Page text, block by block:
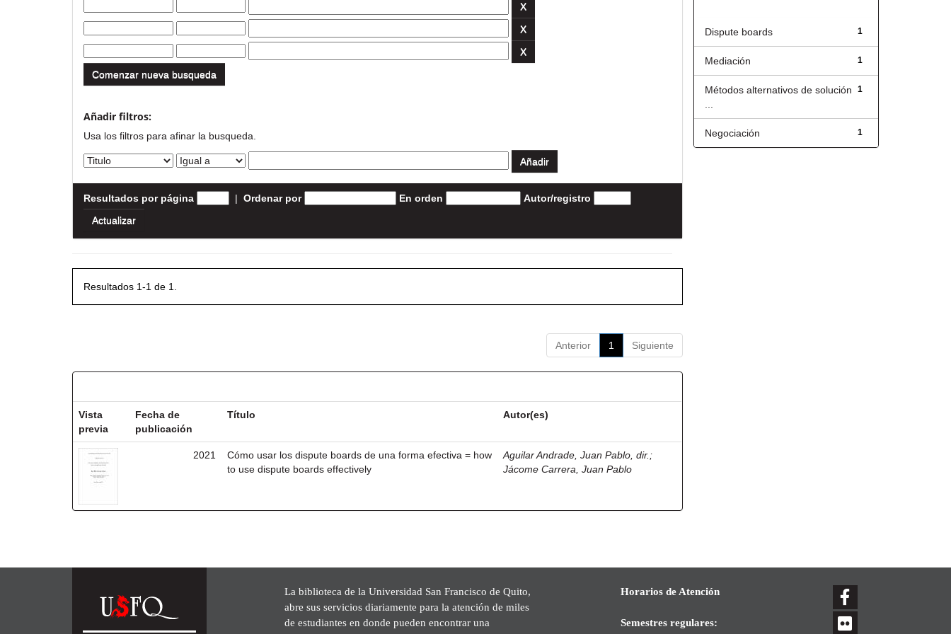
Comenzar nueva busqueda
Añadir filtros:
Usa los filtros para afinar la busqueda.
Resultados por página | Ordenar por En orden Autor/registro
Resultados 1-1 de 1.
Anterior 1 Siguiente
Vista
previa
Fecha de
publicación
Título Autor(es)
2021
Cómo usar los dispute boards de una forma efectiva = how
to use dispute boards effectively
Aguilar Andrade, Juan Pablo, dir. ;
Jácome Carrera, Juan Pablo
1
Dispute boards
1
Mediación
1
Métodos alternativos de solución
1
Negociación
La biblioteca de la Universidad San Francisco de Quito,
abre sus servicios diariamente para la atención de miles
de estudiantes en donde pueden encontrar una
Horarios de Atención
Semestres regulares: